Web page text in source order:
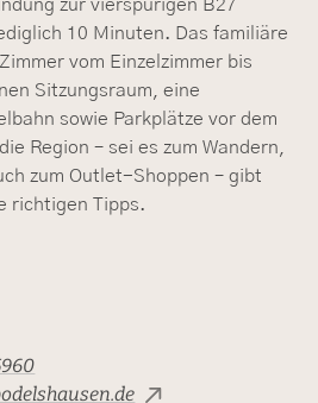
zur vierspurigen B27
10 Minuten. Das familiäre
vom Einzelzimmer bis
Sitzungsraum, eine
sowie Parkplätze vor dem
Region – sei es zum Wandern,
zum Outlet-Shoppen – gibt
richtigen Tipps.